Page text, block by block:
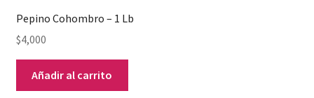
Pepino Cohombro – 1 Lb
$4,000
Añadir al carrito